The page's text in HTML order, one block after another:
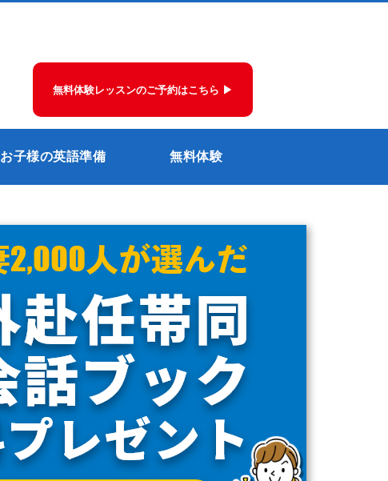
無料体験レッスンのご予約はこちら ▶
お子様の英語準備 無料体験